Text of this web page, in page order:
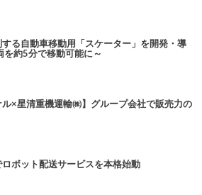
る自動車移動用「スケーター」を開発・導
を約5分で移動可能に～
ル×星清重機運輸㈱】グループ会社で販売力の
ボット配送サービスを本格始動